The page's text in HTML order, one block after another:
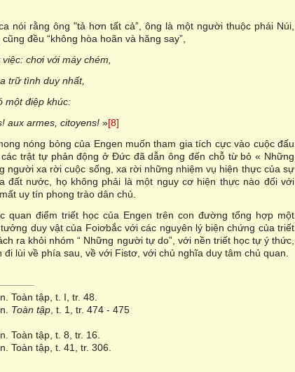
nói rằng ông "tả hơn tất cả”, ông là một người thuộc phái Núi,
đều “không hòa hoãn và hăng say”,
chơi với máy chém,
trữ tình duy nhất,
một điệp khúc:
aux armes, citoyens! »[8]
nóng bỏng của Engen muốn tham gia tích cực vào cuộc đấu
trật tự phản động ở Đức đã dẫn ông đến chỗ từ bỏ « Những
người xa rời cuộc sống, xa rời những nhiệm vụ hiện thực của sự
đất nước, họ không phải là một nguy cơ hiện thực nào đối với
uy tín phong trào dân chủ.
quan điểm triết học của Engen trên con đường tổng hợp một
duy vật của Foiơbắc với các nguyên lý biện chứng của triết
ra khỏi nhóm “ Những người tự do”, với nền triết học tự ý thức,
đi lùi về phía sau, về với Fistơ, với chủ nghĩa duy tâm chủ quan.
Toàn tập, t. I, tr. 48.
Toàn tập , t. 1, tr. 474 - 475
Toàn tập, t. 8, tr. 16.
Toàn tập, t. 41, tr. 306.